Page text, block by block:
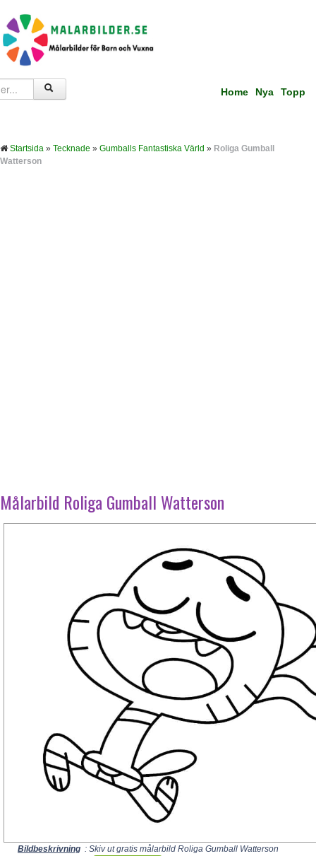
Home Nya Topp
Startsida » Tecknade » Gumballs Fantastiska Värld » Roliga Gumball
Watterson
Målarbild Roliga Gumball Watterson
Bildbeskrivning : Skiv ut gratis målarbild Roliga Gumball Watterson